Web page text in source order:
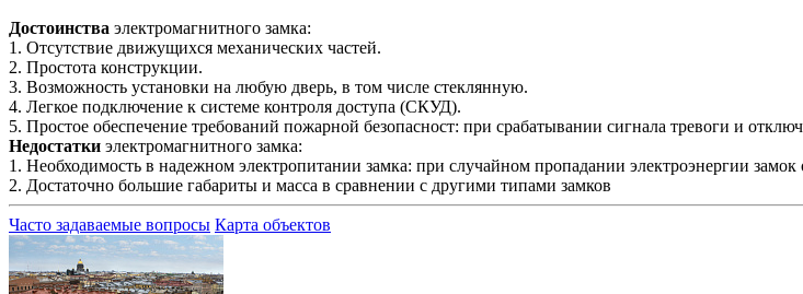
Достоинства электромагнитного замка:
1. Отсутствие движущихся механических частей.
2. Простота конструкции.
3. Возможность установки на любую дверь, в том числе стеклянную.
4. Легкое подключение к системе контроля доступа (СКУД).
5. Простое обеспечение требований пожарной безопасност: при срабатывании сигнала тревоги и
Недостатки электромагнитного замка:
1. Необходимость в надежном электропитании замка: при случайном пропадании электроэнергии замок
2. Достаточно большие габариты и масса в сравнении с другими типами замков
Часто задаваемые вопросы Карта объектов